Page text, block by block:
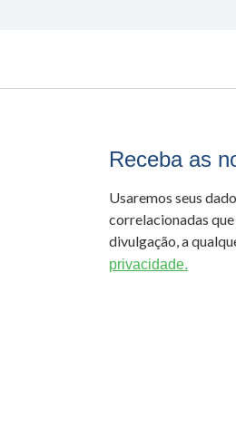
Receba as
Usaremos seus
correlacionadas
divulgação, a
privacidade.